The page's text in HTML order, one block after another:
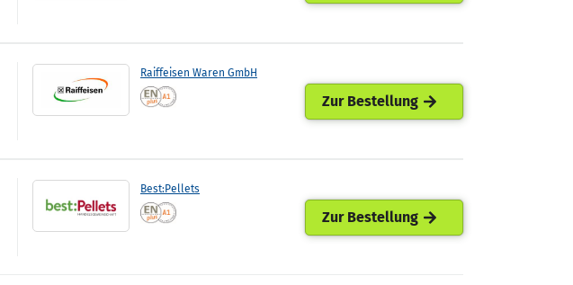
Raiffeisen Waren GmbH
Zur Bestellung
Best:Pellets
Zur Bestellung